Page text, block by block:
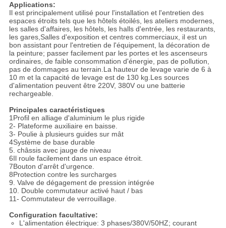
Applications:
Il est principalement utilisé pour l'installation et l'entretien des
espaces étroits tels que les hôtels étoilés, les ateliers modernes,
les salles d'affaires, les hôtels, les halls d'entrée, les restaurants,
les gares,Salles d'exposition et centres commerciaux, il est un
bon assistant pour l'entretien de l'équipement, la décoration de
la peinture; passer facilement par les portes et les ascenseurs
ordinaires, de faible consommation d'énergie, pas de pollution,
pas de dommages au terrain.La hauteur de levage varie de 6 à
10 m et la capacité de levage est de 130 kg.Les sources
d'alimentation peuvent être 220V, 380V ou une batterie
rechargeable.
Principales caractéristiques
1Profil en alliage d'aluminium le plus rigide
2- Plateforme auxiliaire en baisse.
3- Poulie à plusieurs guides sur mât
4Système de base durable
5. châssis avec jauge de niveau
6Il roule facilement dans un espace étroit.
7Bouton d'arrêt d'urgence.
8Protection contre les surcharges
9. Valve de dégagement de pression intégrée
10. Double commutateur activé haut / bas
11- Commutateur de verrouillage.
Configuration facultative:
L'alimentation électrique: 3 phases/380V/50HZ; courant